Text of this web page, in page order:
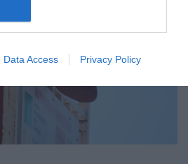
Data Access Privacy Policy